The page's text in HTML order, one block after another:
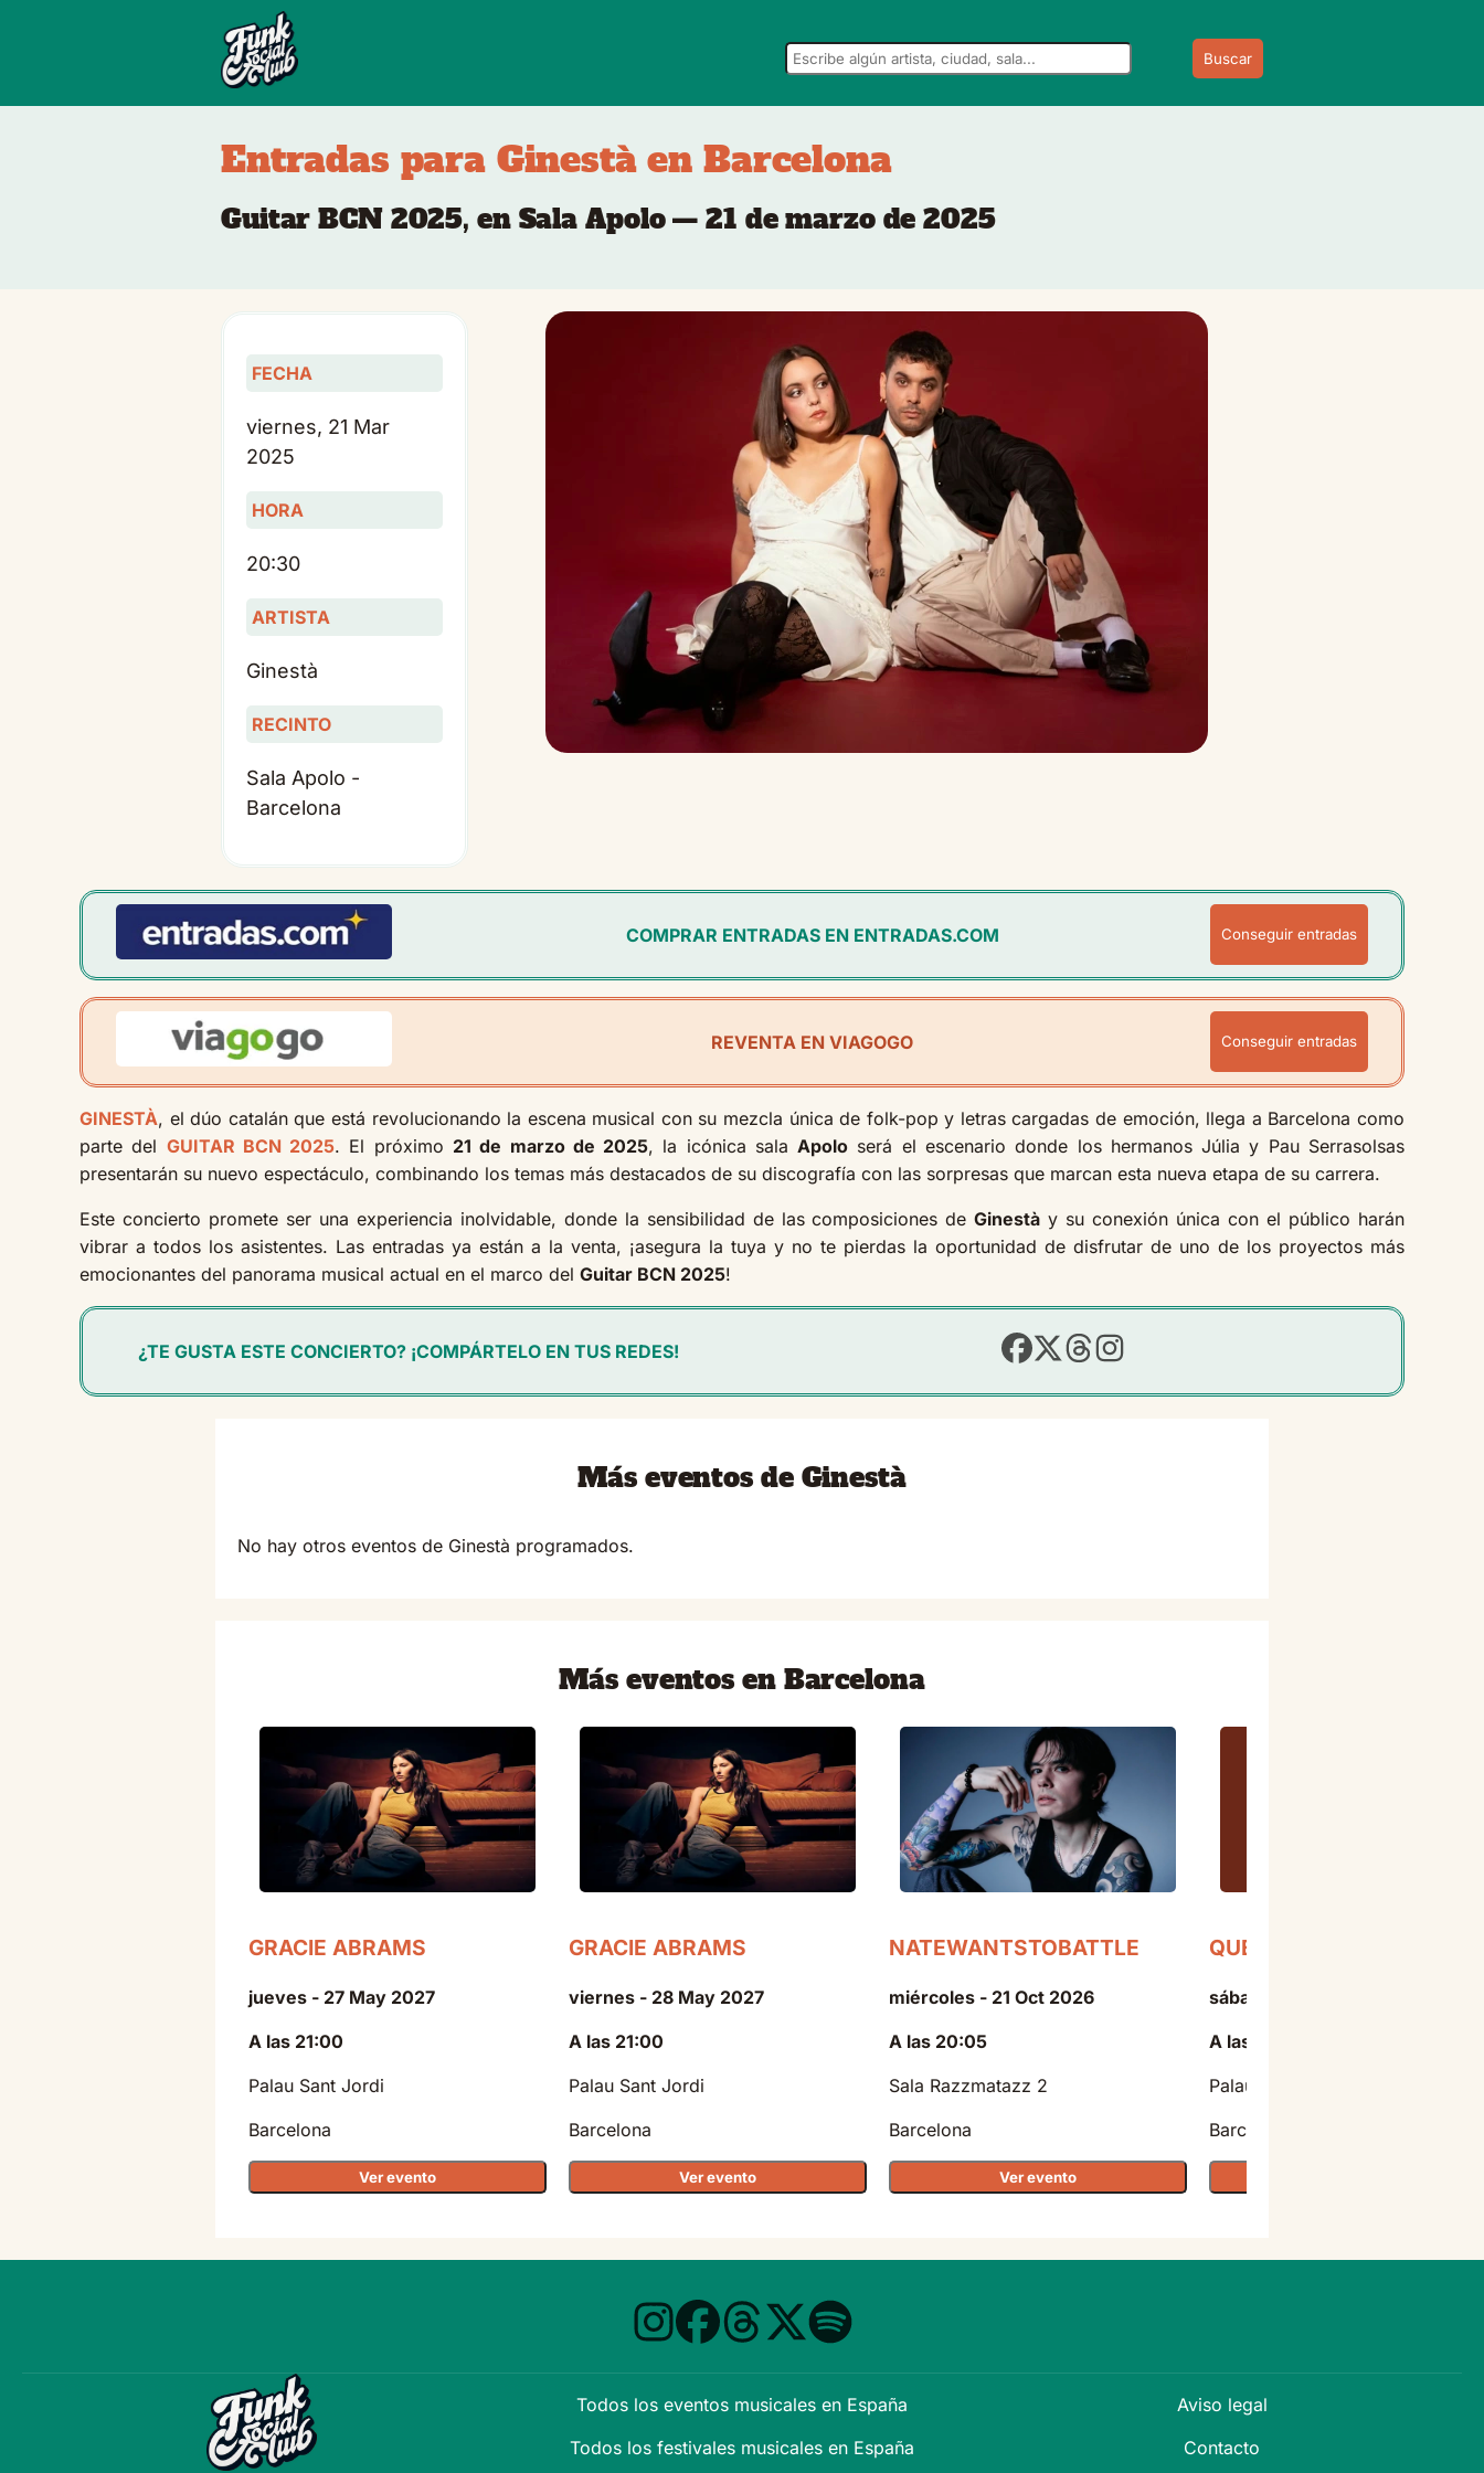
Buscar
Entradas para Ginestà en Barcelona
Guitar BCN 2025, en Sala Apolo — 21 de marzo de 2025
FECHA
viernes, 21 Mar
2025
HORA
20:30
ARTISTA
Ginestà
RECINTO
Sala Apolo -
Barcelona
COMPRAR ENTRADAS EN ENTRADAS.COM Conseguir entradas
REVENTA EN VIAGOGO Conseguir entradas
GINESTÀ, el dúo catalán que está revolucionando la escena musical con su mezcla única de folk-pop y letras cargadas de emoción, llega a Barcelona como
parte del GUITAR BCN 2025. El próximo 21 de marzo de 2025, la icónica salaApolo será el escenario donde los hermanos Júlia y Pau Serrasolsas
presentarán su nuevo espectáculo, combinando los temas más destacados de su discografía con las sorpresas que marcan esta nueva etapa de su carrera.
Este concierto promete ser una experiencia inolvidable, donde la sensibilidad de las composiciones deGinestà y su conexión única con el público harán
vibrar a todos los asistentes. Las entradas ya están a la venta, ¡asegura la tuya y no te pierdas la oportunidad de disfrutar de uno de los proyectos más
emocionantes del panorama musical actual en el marco del Guitar BCN 2025!
¿TE GUSTA ESTE CONCIERTO? ¡COMPÁRTELO EN TUS REDES!
Más eventos de Ginestà
No hay otros eventos de Ginestà programados.
Más eventos en Barcelona
GRACIE ABRAMS
jueves - 27 May 2027
A las 21:00
Palau Sant Jordi
Barcelona
Ver evento
GRACIE ABRAMS
viernes - 28 May 2027
A las 21:00
Palau Sant Jordi
Barcelona
Ver evento
NATEWANTSTOBATTLE
miércoles - 21 Oct 2026
A las 20:05
Sala Razzmatazz 2
Barcelona
Ver evento
QUEVEDO
sábado - 03 Jul 2027
A las 20:30
Palau Sant Jordi
Barcelona
Todos los eventos musicales en España
Todos los festivales musicales en España
Aviso legal
Contacto